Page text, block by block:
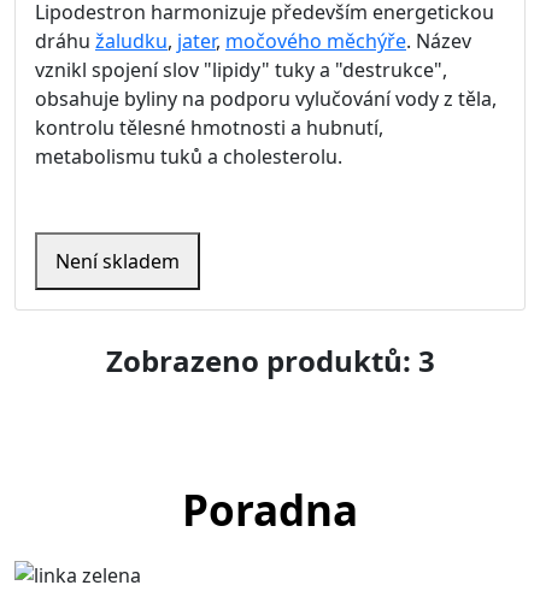
Lipodestron harmonizuje především energetickou
dráhu žaludku, jater, močového měchýře. Název
vznikl spojení slov "lipidy" tuky a "destrukce",
obsahuje byliny na podporu vylučování vody z těla,
kontrolu tělesné hmotnosti a hubnutí,
metabolismu tuků a cholesterolu.
Není skladem
Zobrazeno produktů: 3
Poradna